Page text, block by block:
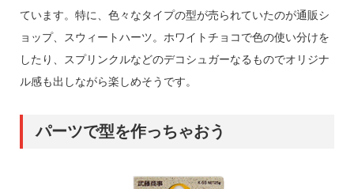
ています。特に、色々なタイプの型が売られていたのが通販シ
ョップ、スウィートハーツ。ホワイトチョコで色の使い分けを
したり、スプリンクルなどのデコシュガーなるものでオリジナ
ル感も出しながら楽しめそうです。
パーツで型を作っちゃおう